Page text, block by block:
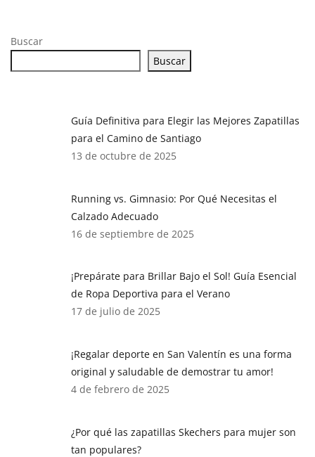
Buscar
Buscar
Guía Definitiva para Elegir las Mejores Zapatillas
para el Camino de Santiago
13 de octubre de 2025
Running vs. Gimnasio: Por Qué Necesitas el
Calzado Adecuado
16 de septiembre de 2025
¡Prepárate para Brillar Bajo el Sol! Guía Esencial
de Ropa Deportiva para el Verano
17 de julio de 2025
¡Regalar deporte en San Valentín es una forma
original y saludable de demostrar tu amor!
4 de febrero de 2025
¿Por qué las zapatillas Skechers para mujer son
tan populares?